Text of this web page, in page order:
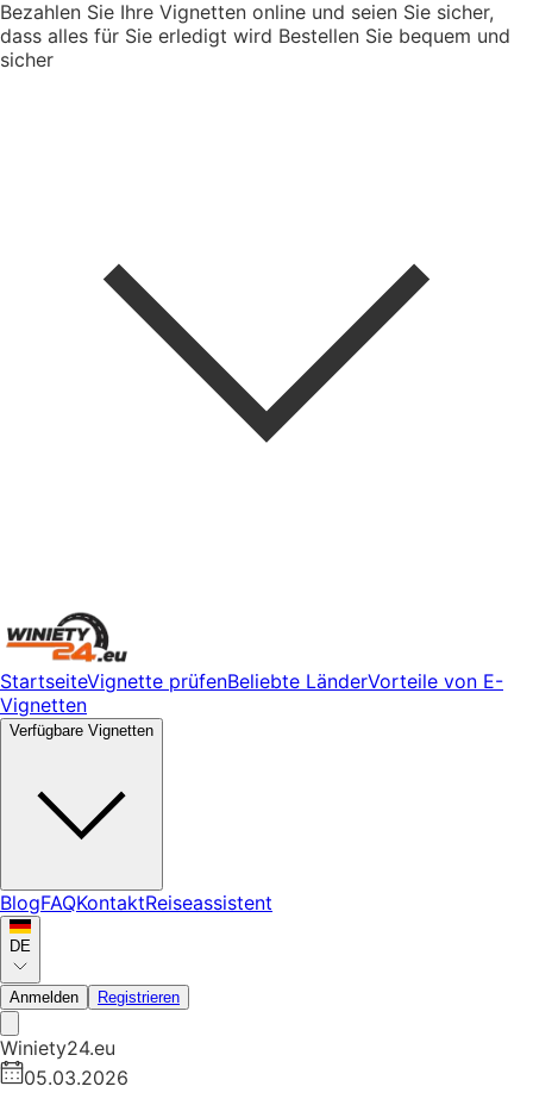
Bezahlen Sie Ihre Vignetten online und seien Sie sicher,
dass alles für Sie erledigt wird Bestellen Sie bequem und
sicher
StartseiteVignette prüfenBeliebte LänderVorteile von E-
Vignetten
Verfügbare Vignetten
BlogFAQKontaktReiseassistent
DE
Anmelden Registrieren
Winiety24.eu
05.03.2026